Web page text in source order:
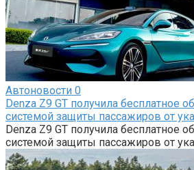
Автоновости 0
Denza Z9 GT получила бесплатное
системой защиты пассажиров от
Denza Z9 GT получила бесплатное
системой защиты пассажиров от